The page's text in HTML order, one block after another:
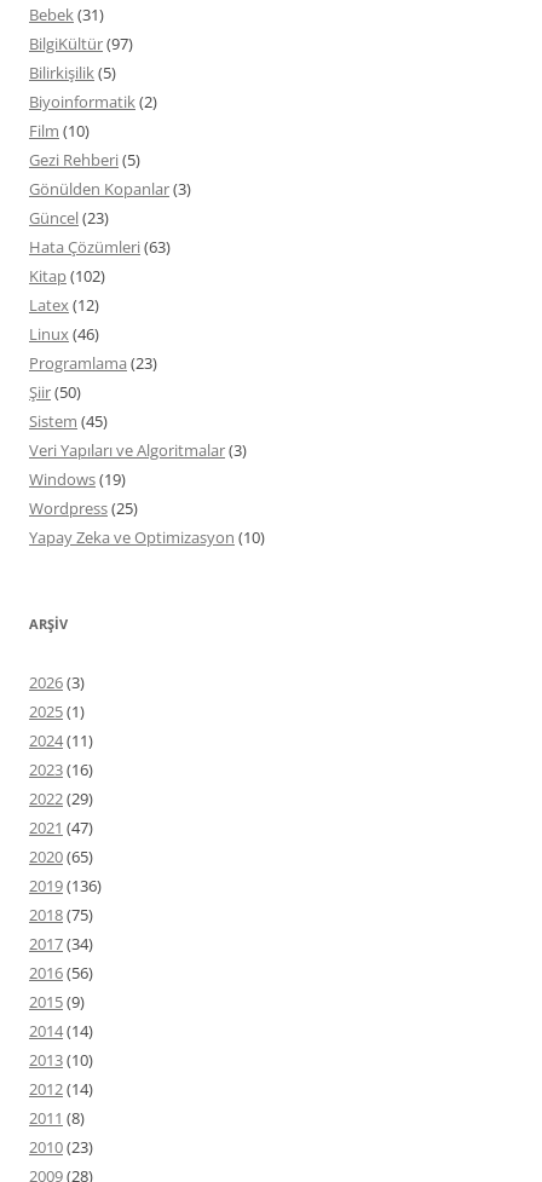
Bebek (31)
BilgiKültür(97)
Bilirkişilik (5)
Biyoinformatik (2)
Film (10)
Gezi Rehberi(5)
Gönülden Kopanlar(3)
Güncel(23)
Hata Çözümleri(63)
Kitap(102)
Latex (12)
Linux (46)
Programlama (23)
Şiir(50)
Sistem (45)
Veri Yapıları ve Algoritmalar(3)
Windows(19)
Wordpress(25)
Yapay Zeka ve Optimizasyon (10)
ARŞIV
2026(3)
2025(1)
2024(11)
2023(16)
2022(29)
2021 (47)
2020(65)
2019(136)
2018(75)
2017(34)
2016(56)
2015(9)
2014(14)
2013(10)
2012(14)
2011 (8)
2010(23)
2009(28)